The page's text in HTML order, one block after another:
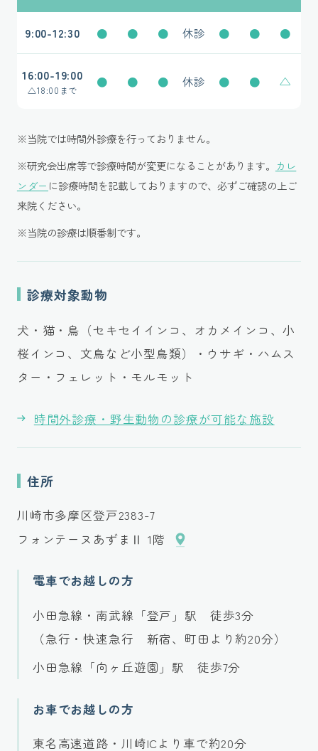
9:00-12:30 ● ● ● 休診 ● ● ●
16:00-19:00
△18:00まで
● ● ● 休診 ● ● △
※当院では時間外診療を行っておりません。
※研究会出席等で診療時間が変更になることがあります。 カレ
ンダー に診療時間を記載しておりますので、必ずご確認の上ご
来院ください。
※当院の診療は順番制です。
診療対象動物
犬・猫・鳥（セキセイインコ、オカメインコ、小
桜インコ、文鳥など小型鳥類）・ウサギ・ハムス
ター・フェレット・モルモット
時間外診療・野生動物の診療が可能な施設
住所
川崎市多摩区登戸2383-7
フォンテーヌあずまⅡ 1階
電車でお越しの方
小田急線・南武線「登戸」駅 徒歩3分
（急行・快速急行 新宿、町田より約20分）
小田急線「向ヶ丘遊園」駅 徒歩7分
お車でお越しの方
東名高速道路・川崎ICより車で約20分